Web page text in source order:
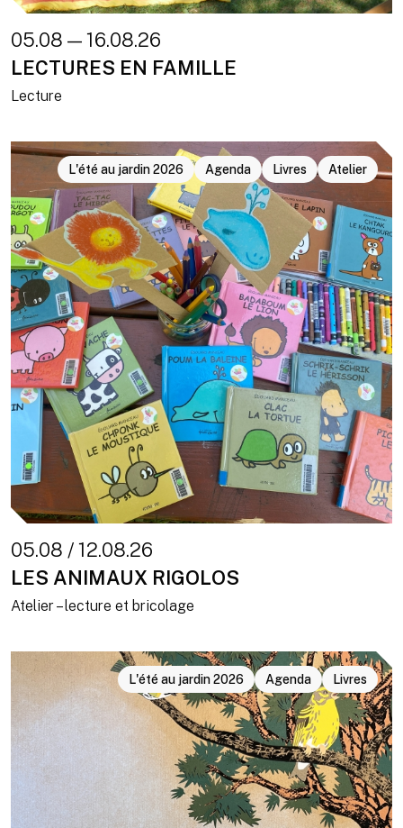
05.08 — 16.08.26
LECTURES EN FAMILLE
Lecture
L'été au jardin 2026 Agenda Livres Atelier
05.08 / 12.08.26
LES ANIMAUX RIGOLOS
Atelier – lecture et bricolage
L'été au jardin 2026 Agenda Livres